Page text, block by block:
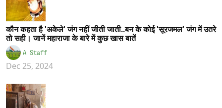
कौन कहता है 'अकेले' जंग नहीं जीती जाती..बन के कोई 'सूरजमल' जंग में उतरे
तो सही। जानें महाराजा के बारे में कुछ खास बातें
A Staff
Dec 25, 2024